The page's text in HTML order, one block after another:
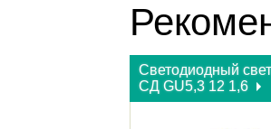
Светодиодный
СД GU5,3 12 1,6